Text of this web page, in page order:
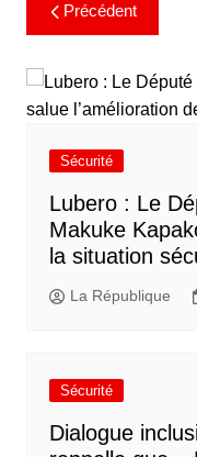
Précédent
Sécurité
Lubero : Le
Makuke
la situation
La République
Sécurité
Dialogue